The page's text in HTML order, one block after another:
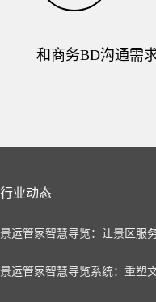
和商务BD沟通需
行业动态
景运管家智慧导览：让景区服